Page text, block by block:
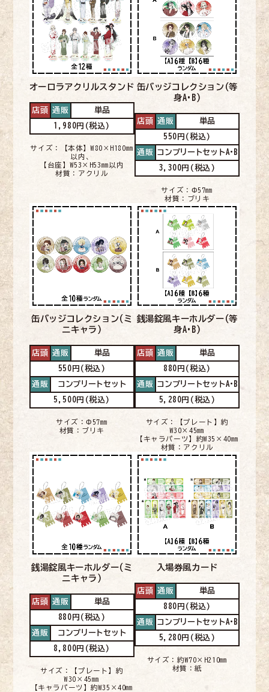
オーロラアクリルスタンド
店頭 通販
単品
1,980円(税込)
サイズ：【本体】W80×H180㎜
以内、
【台座】W53×H53㎜以内
材質：アクリル
缶バッジコレクション (等
身A•B)
店頭 通販
単品
550円(税込)
通販
コンプリートセットA•B
3,300円(税込)
サイズ：Φ57㎜
材質：ブリキ
缶バッジコレクション(ミ
ニキャラ)
店頭 通販
単品
550円(税込)
通販
コンプリートセット
5,500円(税込)
サイズ：Φ57㎜
材質：ブリキ
銭湯錠風キーホルダー (等
身A•B)
店頭 通販
単品
880円(税込)
通販
コンプリートセットA•B
5,280円(税込)
サイズ：【プレート】約
W30×45㎜
【キャラパーツ】約W35×40㎜
材質：アクリル
銭湯錠風キーホルダー(ミ
ニキャラ)
店頭 通販
単品
880円(税込)
通販
コンプリートセット
8,800円(税込)
サイズ：【プレート】約
W30×45㎜
【キャラパーツ】約W35×40㎜
入場券風カード
店頭 通販
単品
880円(税込)
通販
コンプリートセットA•B
5,280円(税込)
サイズ：約W70×H210㎜
材質：紙